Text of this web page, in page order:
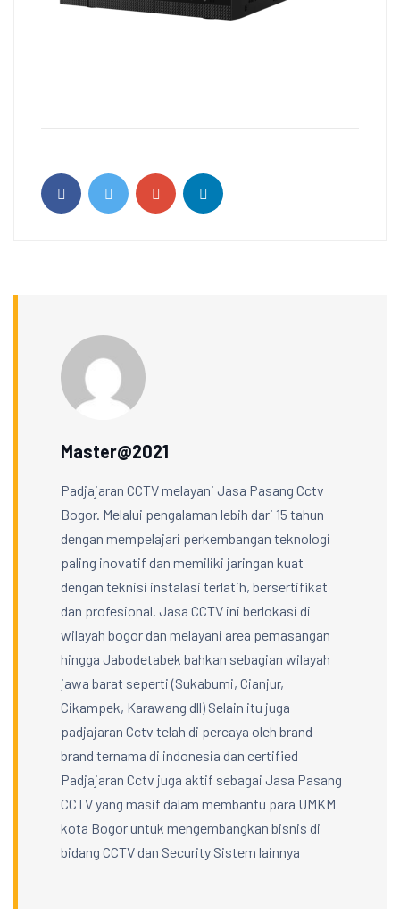
Master@2021
Padjajaran CCTV melayani Jasa Pasang Cctv
Bogor. Melalui pengalaman lebih dari 15 tahun
dengan mempelajari perkembangan teknologi
paling inovatif dan memiliki jaringan kuat
dengan teknisi instalasi terlatih, bersertifikat
dan profesional. Jasa CCTV ini berlokasi di
wilayah bogor dan melayani area pemasangan
hingga Jabodetabek bahkan sebagian wilayah
jawa barat seperti (Sukabumi, Cianjur,
Cikampek, Karawang dll) Selain itu juga
padjajaran Cctv telah di percaya oleh brand-
brand ternama di indonesia dan certified
Padjajaran Cctv juga aktif sebagai Jasa Pasang
CCTV yang masif dalam membantu para UMKM
kota Bogor untuk mengembangkan bisnis di
bidang CCTV dan Security Sistem lainnya